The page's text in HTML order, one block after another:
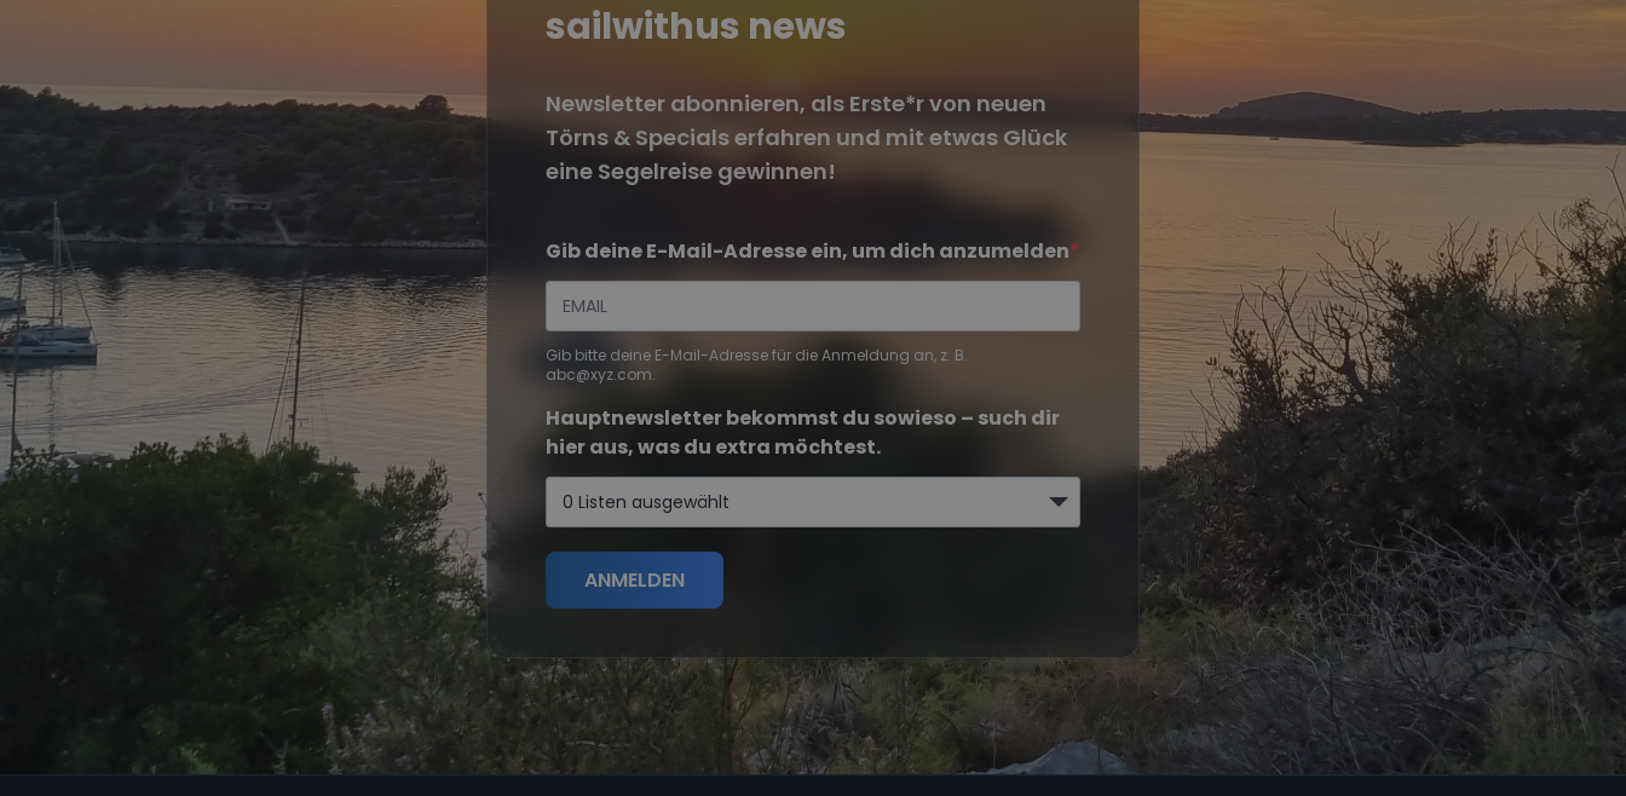
sailwithus news
Newsletter abonnieren, als Erste*r von neuen
Törns & Specials erfahren und mit etwas Glück
eine Segelreise gewinnen!
Gib deine E-Mail-Adresse ein, um dich anzumelden
Gib bitte deine E-Mail-Adresse für die Anmeldung an, z. B.
abc@xyz.com.
Hauptnewsletter bekommst du sowieso – such dir
hier aus, was du extra möchtest.
0 Listen ausgewählt
ANMELDEN